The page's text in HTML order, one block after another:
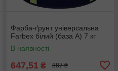
Фарба-ґрунт універсальна
Farbex білий (база А) 7 кг
В наявності
647,51 ₴ 887 ₴